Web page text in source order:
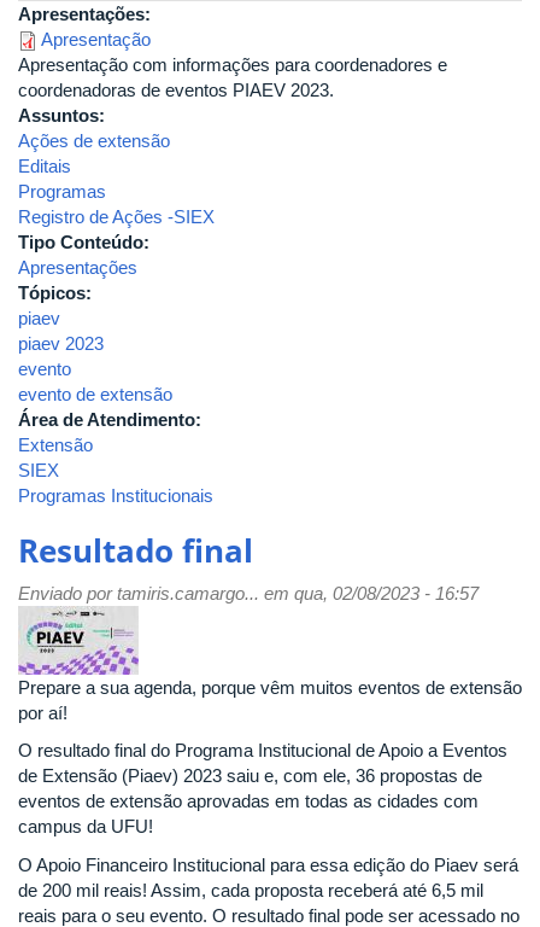
Apresentações:
Apresentação
Apresentação com informações para coordenadores e
coordenadoras de eventos PIAEV 2023.
Assuntos:
Ações de extensão
Editais
Programas
Registro de Ações -SIEX
Tipo Conteúdo:
Apresentações
Tópicos:
piaev
piaev 2023
evento
evento de extensão
Área de Atendimento:
Extensão
SIEX
Programas Institucionais
Resultado final
Enviado portamiris.camargo... em qua, 02/08/2023 - 16:57
Prepare a sua agenda, porque vêm muitos eventos de extensão
por aí!
O resultado final do Programa Institucional de Apoio a Eventos
de Extensão (Piaev) 2023 saiu e, com ele, 36 propostas de
eventos de extensão aprovadas em todas as cidades com
campus da UFU!
O Apoio Financeiro Institucional para essa edição do Piaev será
de 200 mil reais! Assim, cada proposta receberá até 6,5 mil
reais para o seu evento. O resultado final pode ser acessado no